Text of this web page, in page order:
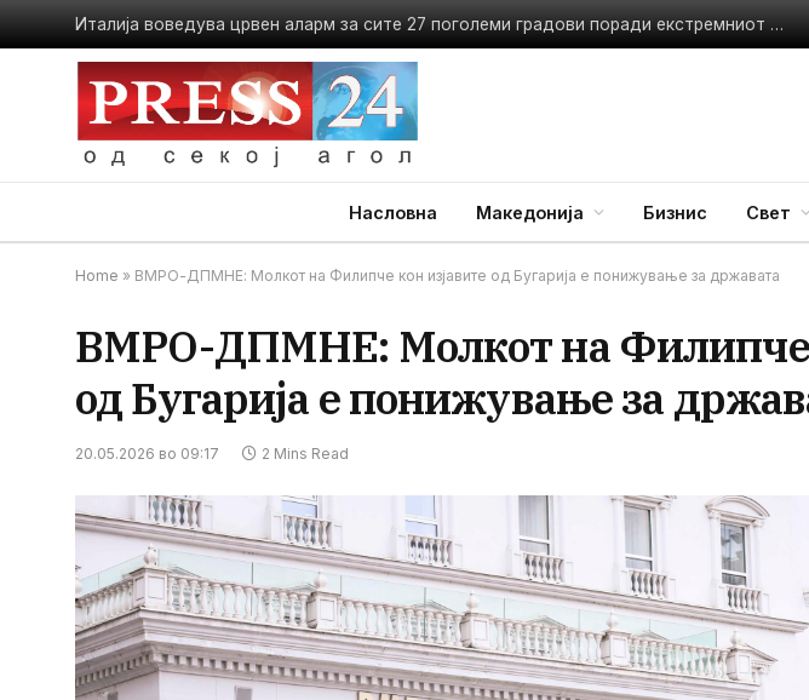
Италија воведува црвен аларм за сите 27 поголеми градови поради екстремниот топлотен бран
Насловна Македонија Бизнис Свет
Home » ВМРО-ДПМНЕ: Молкот на Филипче кон изјавите од Бугарија е понижување за државата
ВМРО-ДПМНЕ: Молкот на Филипче
од Бугарија е понижување за
20.05.2026 во 09:17 2 Mins Read